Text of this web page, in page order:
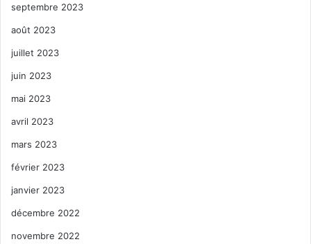
septembre 2023
août 2023
juillet 2023
juin 2023
mai 2023
avril 2023
mars 2023
février 2023
janvier 2023
décembre 2022
novembre 2022